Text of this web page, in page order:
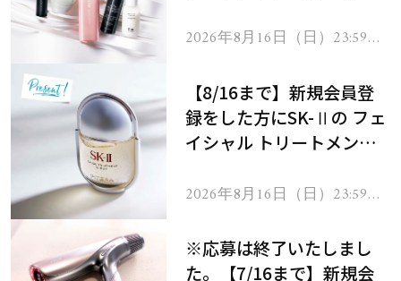
2026年8月16日（日）23:59ま
【8/16まで】新規会員登
録をした方にSK-Ⅱの フェ
イシャル トリートメント
2026年8月16日（日）23:59ま
※応募は終了いたしまし
た。【7/16まで】新規会